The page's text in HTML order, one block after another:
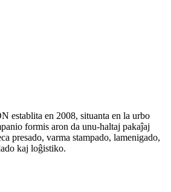
establita en 2008, situanta en la urbo
formis aron da unu-haltaj pakaĵaj
presado, varma stampado, lamenigado,
kaj loĝistiko.